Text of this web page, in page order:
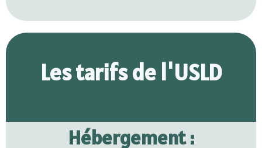
Les tarifs de l'USLD
Hébergement :